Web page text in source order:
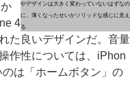
やデザインは大きく変わっていないはずなの
に、薄くなったせいかソリッドな感じに見え
る
4
た良いデザインだ。音量
作性については、iPhon
は「ホームボタン」の